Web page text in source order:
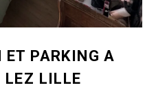
ET PARKING A
LEZ LILLE